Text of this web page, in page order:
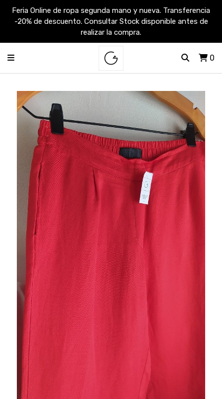
Feria Online de ropa segunda mano y nueva. Transferencia
-20% de descuento. Consultar Stock disponible antes de
realizar la compra.
0